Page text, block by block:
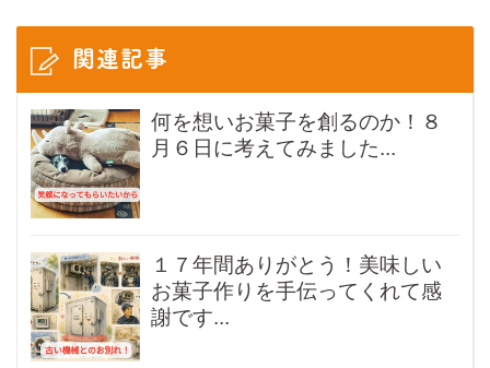
関連記事
何を想いお菓子を創るのか！８
月６日に考えてみました...
１７年間ありがとう！美味しい
お菓子作りを手伝ってくれて感
謝です...